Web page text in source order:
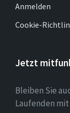
Anmelden
Cookie-
Jetzt
Bleiben Sie
Laufenden